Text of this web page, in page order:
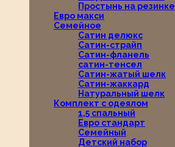
Простынь на резинке
Евро макси
Семейное
Сатин делюкс
Сатин-страйп
Сатин-фланель
сатин-тенсел
Сатин-жатый шелк
Сатин-жаккард
Натуральный шелк
Комплект с одеялом
1,5 спальный
Евро стандарт
Семейный
Детский набор